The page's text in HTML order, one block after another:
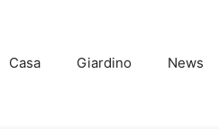
Casa Giardino News